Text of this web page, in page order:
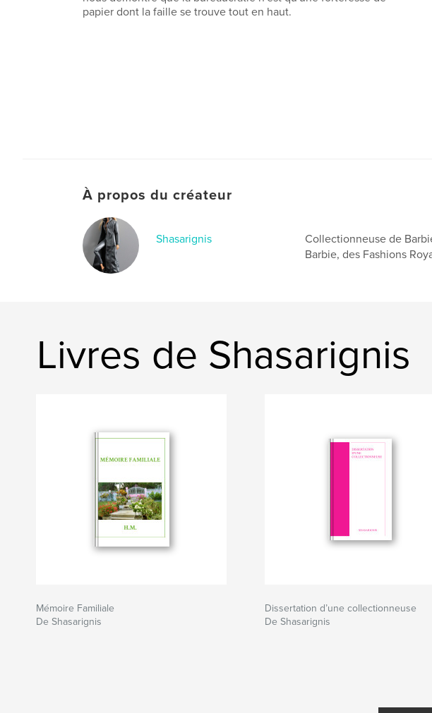
papier dont la faille se trouve tout en haut.
À propos du créateur
Shasarignis
Collectionneuse de
Barbie, des Fashions
Livres de Shasarignis
Mémoire Familiale
De Shasarignis
Dissertation d’une collectionneuse
De Shasarignis